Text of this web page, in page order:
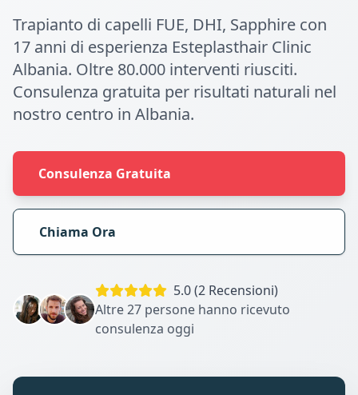
Trapianto di capelli FUE, DHI, Sapphire con
17 anni di esperienza Esteplasthair Clinic
Albania. Oltre 80.000 interventi riusciti.
Consulenza gratuita per risultati naturali nel
nostro centro in Albania.
Consulenza Gratuita
Chiama Ora
5.0 (2 Recensioni)
Altre 27 persone hanno ricevuto
consulenza oggi